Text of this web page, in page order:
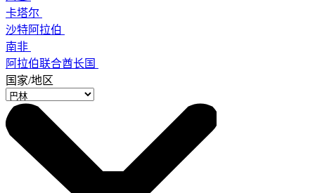
卡塔尔
沙特阿拉伯
南非
阿拉伯联合酋长国
国家/地区